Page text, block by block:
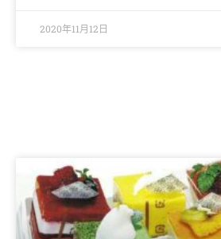
2020年11月12日